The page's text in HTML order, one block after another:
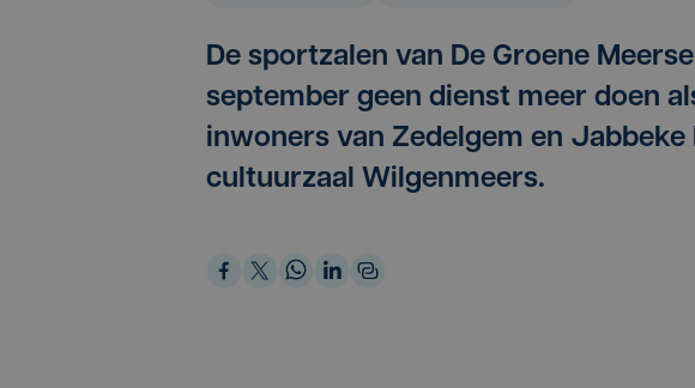
De sportzalen van De Groene
september geen dienst meer doen
inwoners van Zedelgem en
cultuurzaal Wilgenmeers.